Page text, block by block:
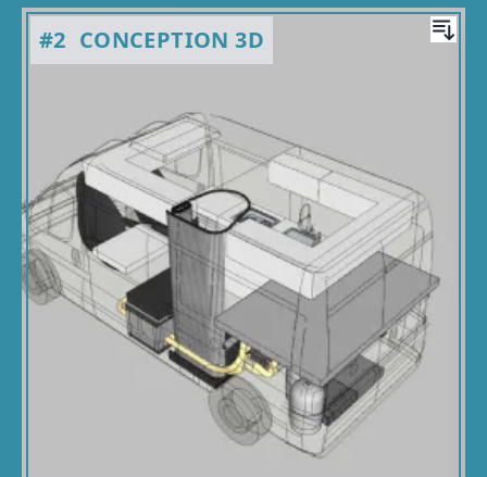
#2 CONCEPTION 3D